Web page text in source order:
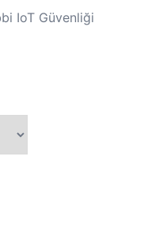
IoT Güvenliği